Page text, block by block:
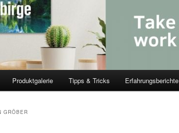
Produktgalerie Tipps & Tricks Erfahrungsberichte
GRÖBER